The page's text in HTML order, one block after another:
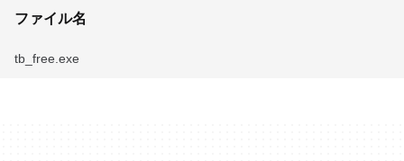
ファイル名
tb_free.exe